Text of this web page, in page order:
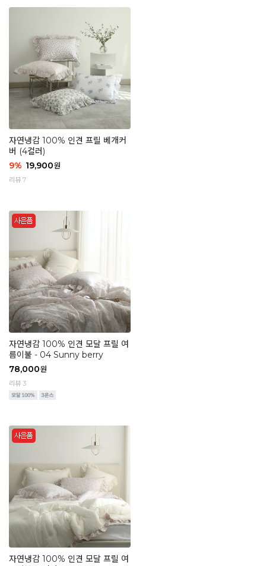
자연냉감 100% 인견 프릴 베개커
버 (4컬러)
9% 19,900원
리뷰 7
자연냉감 100% 인견 모달 프릴 여
름이불 - 04 Sunny berry
78,000원
리뷰 3
자연냉감 100% 인견 모달 프릴 여